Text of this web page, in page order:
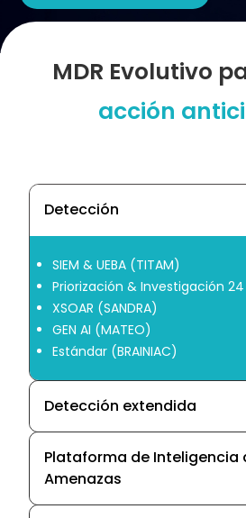
MDR Evolutivo
acción
Detección
SIEM & UEBA (TITAM)
Priorización & Investigación 24
XSOAR (SANDRA)
GEN AI (MATEO)
Estándar (BRAINIAC)
Detección extendida
Plataforma de Inteligencia
Amenazas